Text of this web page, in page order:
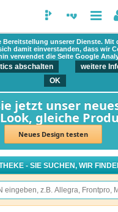
Bereitstellung unserer Dienste. Mit
damit einverstanden, dass wir
verwendet die Seite Google
abschalten
weitere
OK
jetzt unser
gleiche
Neues Design testen
- SIE SUCHEN, WIR